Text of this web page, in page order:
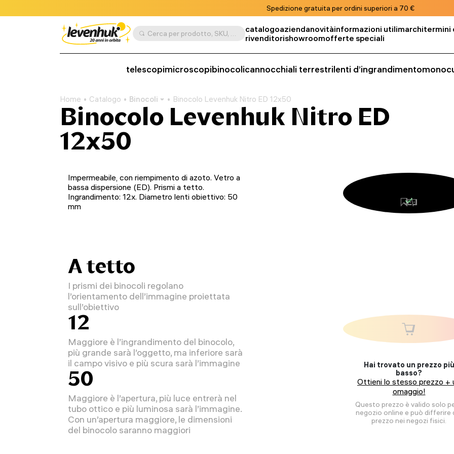
Spedizione gratuita per ordini superiori a 70 €
Cerca per prodotto, SKU, categoria, ecc. catalogoaziendanovitàinformazioni utilimarchitermini
rivenditorishowroomofferte speciali
telescopimicroscopibinocolicannocchiali terrestrilenti d’ingrandimento
Home Catalogo Binocoli Binocolo Levenhuk Nitro ED 12x50
Binocolo Levenhuk Nitro ED
12x50
Hai trovato un prezzo più
basso?
Ottieni lo stesso prezzo +
omaggio!
Questo prezzo è valido solo
negozio online e può differire
prezzo nei negozi fisici.
Impermeabile, con riempimento di azoto. Vetro a
bassa dispersione (ED). Prismi a tetto.
Ingrandimento: 12x. Diametro lenti obiettivo: 50
mm
A tetto
I prismi dei binocoli regolano
l’orientamento dell’immagine proiettata
sull’obiettivo
12
Maggiore è l’ingrandimento del binocolo,
più grande sarà l’oggetto, ma inferiore sarà
il campo visivo e più scura sarà l’immagine
50
Maggiore è l’apertura, più luce entrerà nel
tubo ottico e più luminosa sarà l’immagine.
Con un’apertura maggiore, le dimensioni
del binocolo saranno maggiori